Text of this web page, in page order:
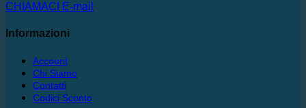
CHIAMACI
E-mail
Informazioni
Account
Chi Siamo
Contatti
Codici Sconto